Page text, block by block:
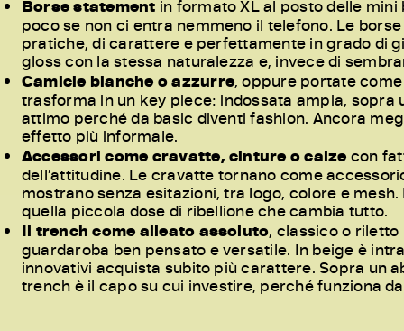
Borse statement in formato XL al posto delle
poco se non ci entra nemmeno il telefono. Le
pratiche, di carattere e perfettamente in grado di
gloss con la stessa naturalezza e, invece di
Camicie bianche o azzurre, oppure portate
trasforma in un key piece: indossata ampia, sopra
attimo perché da basic diventi fashion. Ancora
effetto più informale.
Accessori come cravatte, cinture o calze con
dell’attitudine. Le cravatte tornano come
mostrano senza esitazioni, tra logo, colore e
quella piccola dose di ribellione che cambia tutto.
Il trench come alleato assoluto, classico o riletto
guardaroba ben pensato e versatile. In beige è
innovativi acquista subito più carattere. Sopra un
trench è il capo su cui investire, perché funziona